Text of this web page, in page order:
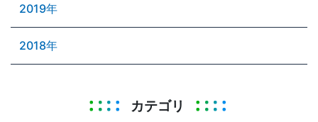
2019年
2018年
カテゴリ